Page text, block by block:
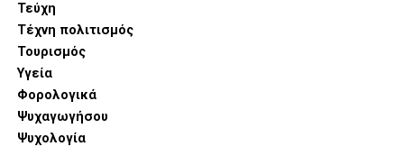
Τεύχη
Τέχνη πολιτισμός
Τουρισμός
Υγεία
Φορολογικά
Ψυχαγωγήσου
Ψυχολογία